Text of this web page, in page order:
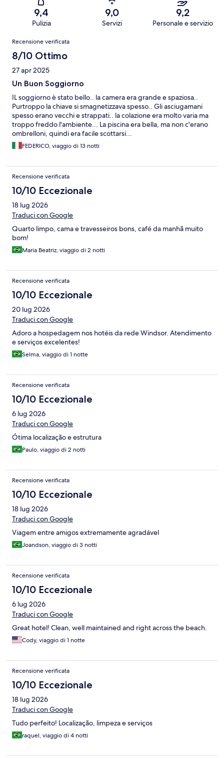
9,4
Pulizia
9,0
Servizi
9,2
Personale e servizio
Recensioni
Recensione verificata
8/10 Ottimo
27 apr 2025
Un Buon Soggiorno
IL soggiorno è stato bello.. la camera era grande e spaziosa..
Purtroppo la chiave si smagnetizzava spesso.. Gli asciugamani
spesso erano vecchi e strappati.. la colazione era molto varia ma
troppo freddo l'ambiente... La piscina era bella, ma non c'erano
ombrelloni, quindi era facile scottarsi...
FEDERICO, viaggio di 13 notti
Recensione verificata
10/10 Eccezionale
18 lug 2026
Traduci con Google
Quarto limpo, cama e travesseiros bons, café da manhã muito
bom!
Maria Beatriz, viaggio di 2 notti
Recensione verificata
10/10 Eccezionale
20 lug 2026
Traduci con Google
Adoro a hospedagem nos hotéis da rede Windsor. Atendimento
e serviços excelentes!
Selma, viaggio di 1 notte
Recensione verificata
10/10 Eccezionale
6 lug 2026
Traduci con Google
Ótima localização e estrutura
Paulo, viaggio di 2 notti
Recensione verificata
10/10 Eccezionale
18 lug 2026
Traduci con Google
Viagem entre amigos extremamente agradável
Joandson, viaggio di 3 notti
Recensione verificata
10/10 Eccezionale
6 lug 2026
Traduci con Google
Great hotel! Clean, well maintained and right across the beach.
Cody, viaggio di 1 notte
Recensione verificata
10/10 Eccezionale
18 lug 2026
Traduci con Google
Tudo perfeito! Localização, limpeza e serviços
raquel, viaggio di 4 notti